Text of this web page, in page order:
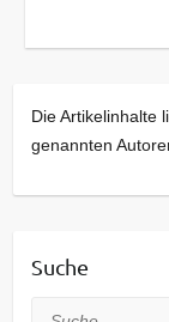
Die Artikelinhalte
genannten
Suche
Suche